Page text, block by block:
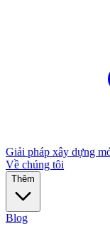
Giải pháp xây dựng
Về chúng tôi
Thêm
Blog